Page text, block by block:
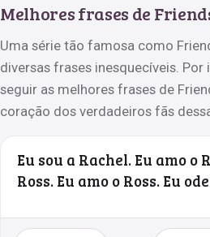
Melhores frases de
Uma série tão famosa como
diversas frases inesquecíveis. Por
seguir as melhores frases de
coração dos verdadeiros fãs
Eu sou a Rachel. Eu amo o
Ross. Eu amo o Ross. Eu